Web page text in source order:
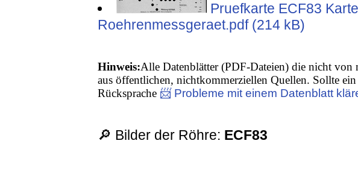
Pruefkarte ECF83
Roehrenmessgeraet.pdf (214 kB)
Hinweis:Alle Datenblätter (PDF-Dateien) die nicht von
aus öffentlichen, nichtkommerziellen Quellen. Sollte
Rücksprache 📨 Probleme mit einem Datenblatt
🔎 Bilder der Röhre: ECF83